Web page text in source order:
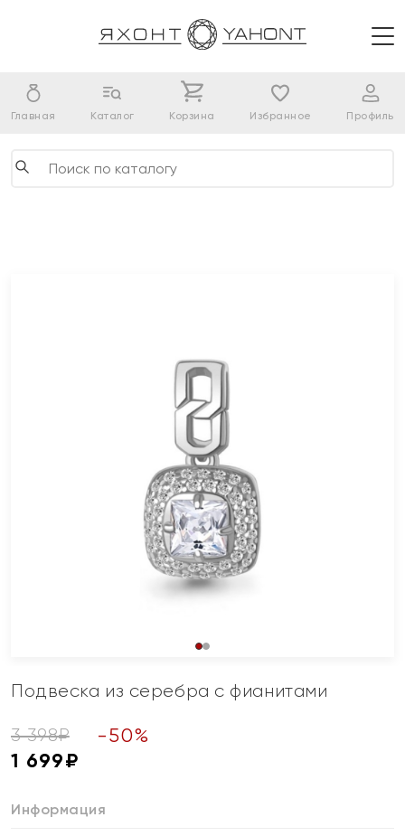
Главная Каталог Корзина Избранное Профиль
Подвеска из серебра с фианитами
3 398₽ -50%
1 699₽
Информация